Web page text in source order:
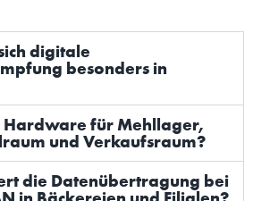
digitale
besonders in
Hardware für Mehllager,
und Verkaufsraum?
die Datenübertragung bei